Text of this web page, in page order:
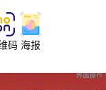
码 海报